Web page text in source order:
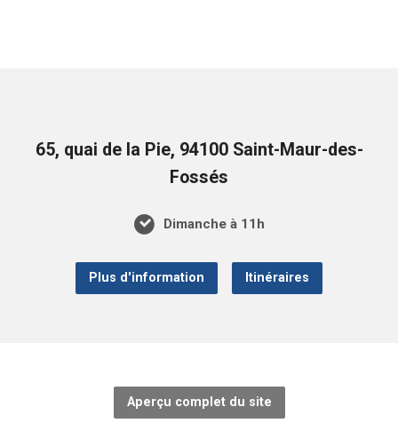
65, quai de la Pie, 94100 Saint-Maur-des-
Fossés
Dimanche à 11h
Plus d'information Itinéraires
Aperçu complet du site